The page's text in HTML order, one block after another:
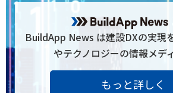
BuildApp News は建設DXの実現
やテクノロジーの情報メデ
もっと詳しく